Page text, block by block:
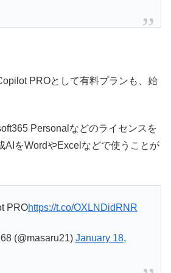
PROとして有料プランも、始
Personalなどのライセンスを
AIをWordやExcelなどで使うことが
PROhttps://t.co/OXLNDidRNR
(@masaru21) January 18,